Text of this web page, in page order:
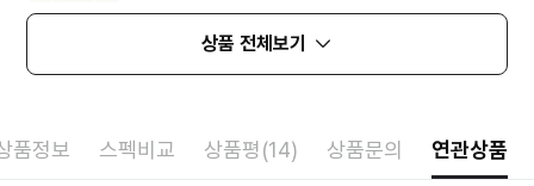
41,700원
37,530 원
상품 전체보기
품정보 스펙비교 상품평(14) 상품문의 연관상품